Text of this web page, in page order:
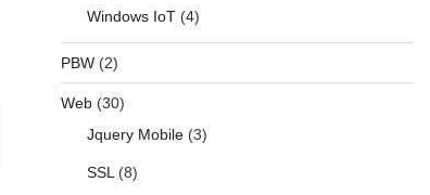
Windows IoT(4)
PBW(2)
Web(30)
Jquery Mobile(3)
SSL(8)